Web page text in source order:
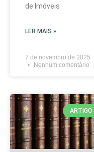
de Imóveis
LER MAIS »
7 de novembro de 2025
Nenhum comentário
ARTIGO